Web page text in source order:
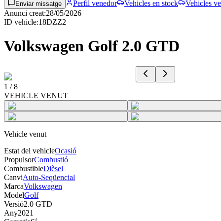
Enviar missatge Perfil venedor Vehicles en stock
Vehicles
Anunci creat:28/05/2026
ID vehicle:18DZZ2
Volkswagen Golf 2.0 GTD
1 /8
VEHICLE VENUT
Vehicle venut
Estat del vehicleOcasió
PropulsorCombustió
CombustibleDièsel
CanviAuto-Seqüencial
MarcaVolkswagen
ModelGolf
Versió2.0 GTD
Any2021